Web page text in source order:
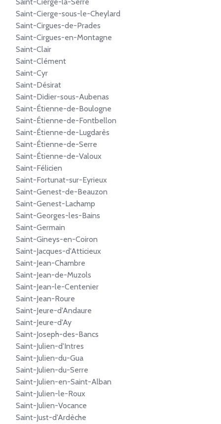
Saint-Cierge-sous-le-Cheylard
Saint-Cirgues-de-Prades
Saint-Cirgues-en-Montagne
Saint-Clair
Saint-Clément
Saint-Cyr
Saint-Désirat
Saint-Didier-sous-Aubenas
Saint-Étienne-de-Boulogne
Saint-Étienne-de-Fontbellon
Saint-Étienne-de-Lugdarès
Saint-Étienne-de-Serre
Saint-Étienne-de-Valoux
Saint-Félicien
Saint-Fortunat-sur-Eyrieux
Saint-Genest-de-Beauzon
Saint-Genest-Lachamp
Saint-Georges-les-Bains
Saint-Germain
Saint-Gineys-en-Coiron
Saint-Jacques-d'Atticieux
Saint-Jean-Chambre
Saint-Jean-de-Muzols
Saint-Jean-le-Centenier
Saint-Jean-Roure
Saint-Jeure-d'Andaure
Saint-Jeure-d'Ay
Saint-Joseph-des-Bancs
Saint-Julien-d'Intres
Saint-Julien-du-Gua
Saint-Julien-du-Serre
Saint-Julien-en-Saint-Alban
Saint-Julien-le-Roux
Saint-Julien-Vocance
Saint-Just-d'Ardèche